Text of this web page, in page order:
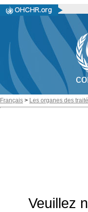
Français > Les organes des
Veuillez